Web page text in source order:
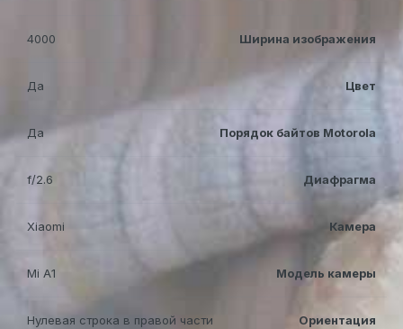
Ширина изображения
4000
Цвет
Да
Порядок байтов Motorola
Да
Диафрагма
f/2.6
Камера
Xiaomi
Модель камеры
Mi A1
Ориентация
Нулевая строка в правой части